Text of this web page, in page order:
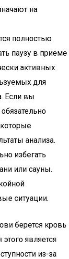
на
полностью
паузу в приеме
активных
для
Если вы
анализа.
избегать
или сауны.
ситуации.
берется кровь
является
из-за